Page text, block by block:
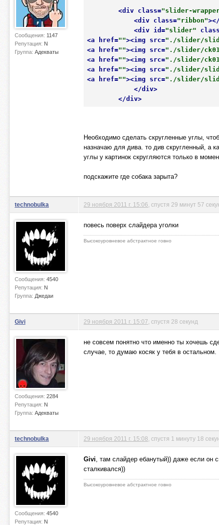
Сообщения: 1147
Репутация: N
Группа: Адекваты
<div class="slider-
<div class="ribbon">
<div id ="slider"
<a href=""><img src="./slider/
<a href=""><img src="./slider/
<a href=""><img src="./slider/
<a href=""><img src="./slider/
<a href=""><img src="./slider/
</div>
</div>
Необходимо сделать скругленные углы,
назначаю для дива. то див скругленный, а
углы у картинок скругляются только в
подскажите где собака зарыта?
technobulka
Сообщения: 4540
Репутация: N
Группа: Джедаи
29 ноября 2011 г. 15:06 , спустя 29 минут 57
повесь поверх слайдера уголки
Высокоуровневое абстрактное говно
Givi
Сообщения: 2284
Репутация: N
Группа: Адекваты
29 ноября 2011 г. 15:07 , спустя 28 секунд
не совсем понятно что именно ты хочешь
случае, то думаю косяк у тебя в остальном.
technobulka
Сообщения: 4540
Репутация: N
29 ноября 2011 г. 15:08 , спустя 1 минуту 18
Givi, там слайдер ебанутый)) даже если он
сталкивался))
Высокоуровневое абстрактное говно